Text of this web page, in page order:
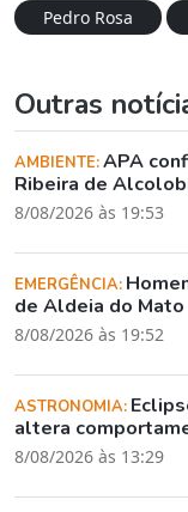
Pedro Rosa
Outras
AMBIENTE:APA
Ribeira de
8/08/2026 às 19:53
EMERGÊNCIA:
de Aldeia do Mato
8/08/2026 às 19:52
ASTRONOMIA:
altera
8/08/2026 às 13:29